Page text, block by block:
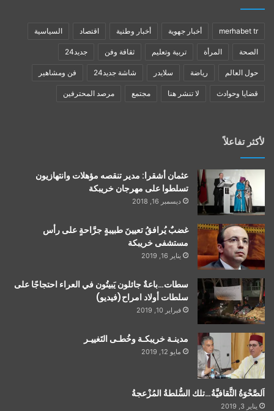
merhabet tr أخبار جهوية أخبار وطنية اقتصاد السياسية
الصحة المرأة تربية وتعليم ثقافة وفن جديد24
حول العالم رياضة سلايدر شاشة جديد24 فن ومشاهير
قضايا وحوادث لا تنشر هنا مجتمع مرصد المحترفين
لأكثر تفاعلاً
عثمان أشقرا: مدير تنقصه مؤهلات وانتهازيون
تسلطوا على مهرجان خريبكة
ديسمبر 16, 2018
غضبٌ يُرافقُ تعيينَ طبيبةٍ جرَّاحةٍ على رأس
مستشفى خريبكة
يناير 16, 2019
سطات…باعةٌ جائلون يَبيتُون في العراء احتجاجًا على
سلطات أولاد امراح(فيديو)
فبراير 10, 2019
مدينـة خريبكـة وخُطـى التَغييـر
مايو 12, 2019
اَلصَّحْوَةُ الثَّقافيَّةُ…تلك السُّلطةُ المُزْعجةُ
يناير 3, 2019